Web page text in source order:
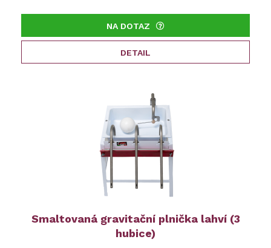
NA DOTAZ
DETAIL
Smaltovaná gravitační plnička lahví (3
hubice)